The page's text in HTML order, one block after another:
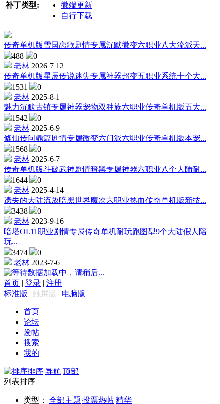
补丁类型:
微端更新
自行下载
传奇单机版雪国恋歌剧情专属沉默微变六职业八大流派天...
488
0
老林 2026-7-12
传奇单机版星辰传说迷失专属神器超变五职业系统十个大...
1531
0
老林 2025-8-1
魅力沉默古镇专属神器宠物双种族六职业传奇单机版五大...
1542
0
老林 2025-6-9
修仙传问鼎篇剧情专属微变六门派六职业传奇单机版本宠...
1568
0
老林 2025-6-7
传奇单机版斗破武神剧情暗黑专属神器六职业八个大陆耐...
1644
0
老林 2025-4-14
遗失的大陆流放暗黑世界魔次六职业热血传奇单机版新技...
3438
0
老林 2023-9-16
暗塔OL11职业剧情专属传奇单机耐玩跑图型9个大陆假人陪
玩...
3474
0
老林 2023-7-6
数据加载中，请稍后...
首页 | 登录 | 注册
标准版 | 触屏版 | 电脑版
首页
论坛
发帖
搜索
我的
排序 导航 顶部
列表排序
类型： 全部主题 投票热帖 精华